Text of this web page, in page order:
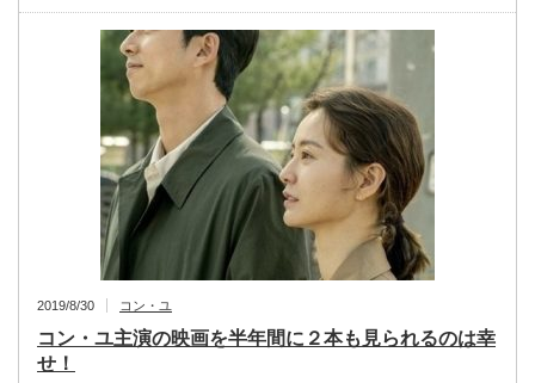
2019/8/30 コン・ユ
コン・ユ主演の映画を半年間に２本も見られるのは幸
せ！